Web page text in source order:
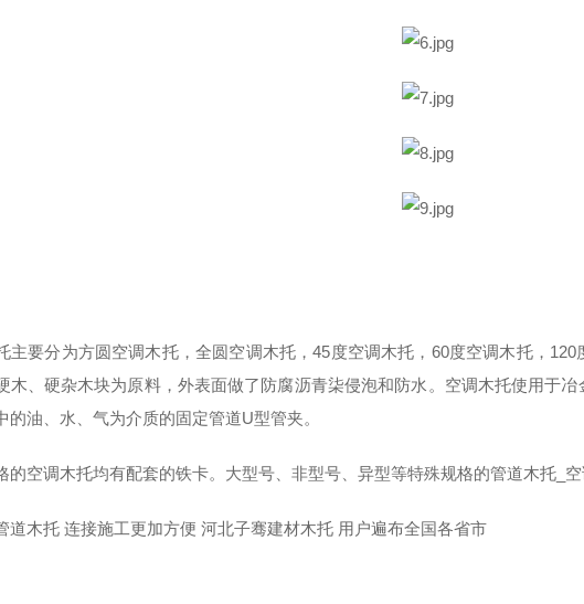
腐管托 双螺栓
主要分为方圆空调木托，全圆空调木托，45度空调木托，60度空调木托，
木、硬杂木块为原料，外表面做了防腐沥青柒侵泡和防水。空调木托使用于
的油、水、气为介质的固定管道U型管夹。
的空调木托均有配套的铁卡。大型号、非型号、异型等特殊规格的管道木托_
道木托 连接施工更加方便 河北子骞建材木托 用户遍布全国各省市
腐管托 双螺栓管